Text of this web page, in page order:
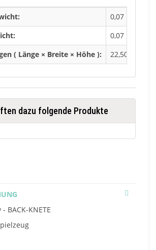
0,07 Kg
0,07 Kg
( Länge × Breite × Höhe ):
22,50 × 0,50
dazu folgende Produkte
BACK-KNETE